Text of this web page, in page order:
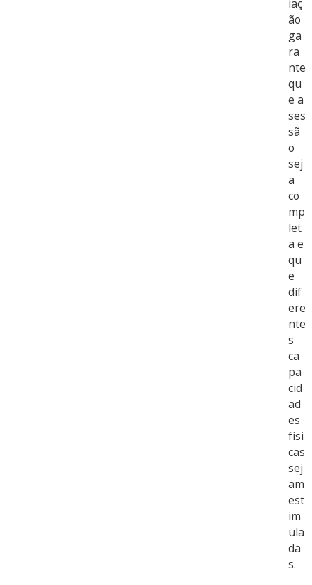
iaç
ão
ga
ra
nte
qu
e a
ses
sã
o
sej
a
co
mp
let
a e
qu
e
dif
ere
nte
s
ca
pa
cid
ad
es
físi
cas
sej
am
est
im
ula
da
s.